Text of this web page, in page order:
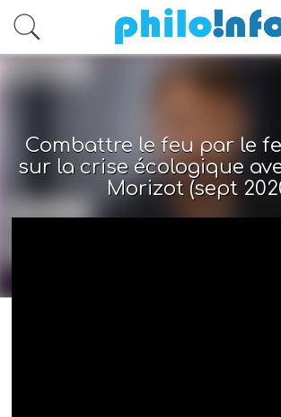
Accéder au contenu
Combattre le feu par le
sur la crise écologique
Morizot (sept